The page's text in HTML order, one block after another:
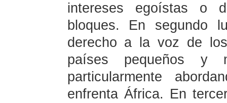
intereses egoístas o
bloques. En segundo
derecho a la voz de
países pequeños y
particularmente
enfrenta África. En